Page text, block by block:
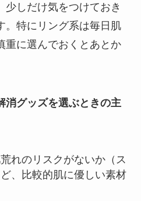
少しだけ気をつけておき
。特にリング系は毎日肌
重に選んでおくとあとか
消グッズを選ぶときの主
れのリスクがないか（ス
、比較的肌に優しい素材